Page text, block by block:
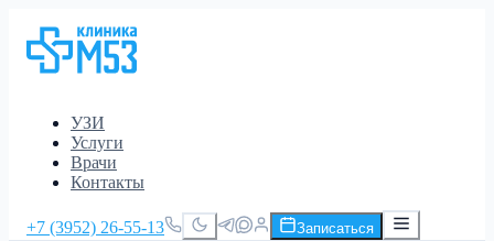
УЗИ
Услуги
Врачи
Контакты
+7 (3952) 26-55-13 Записаться